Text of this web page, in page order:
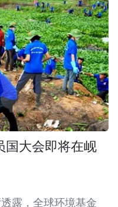
国大会即将在岘
露，全球环境基金